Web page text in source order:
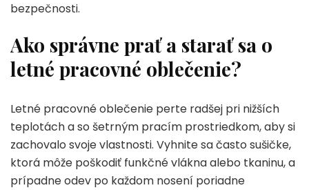
bezpečnosti.
Ako správne prať a starať sa o
letné pracovné oblečenie?
Letné pracovné oblečenie perte radšej pri nižších
teplotách a so šetrným pracím prostriedkom, aby si
zachovalo svoje vlastnosti. Vyhnite sa často sušičke,
ktorá môže poškodiť funkčné vlákna alebo tkaninu, a
prípadne odev po každom nosení poriadne